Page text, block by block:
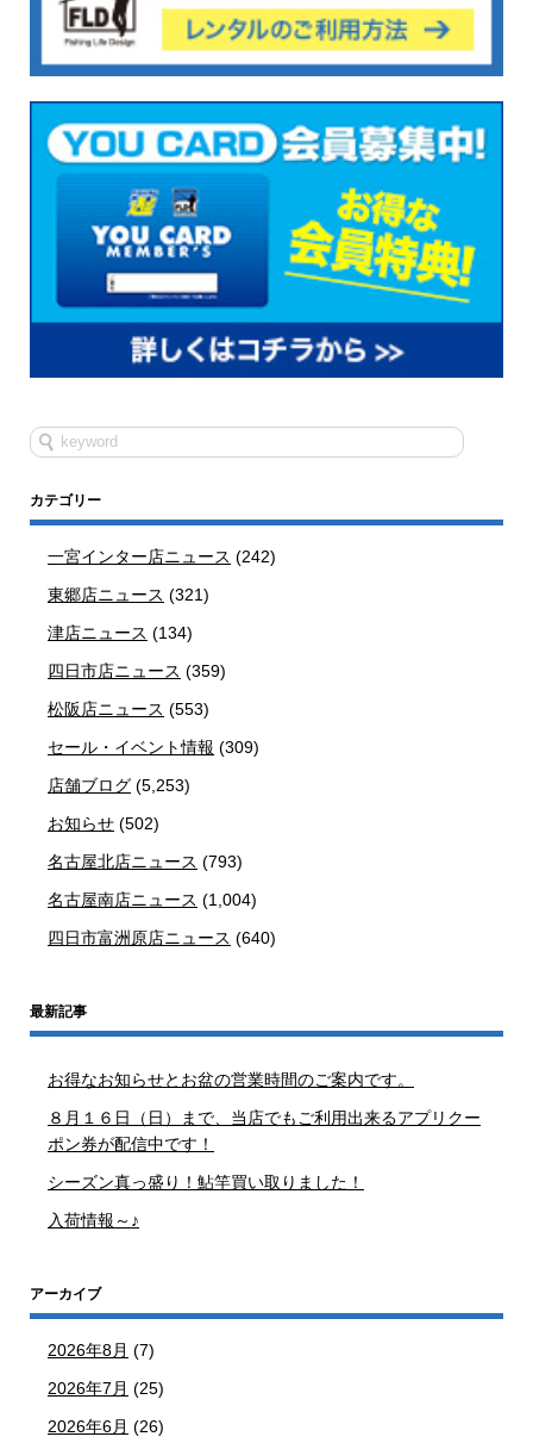
カテゴリー
一宮インター店ニュース (242)
東郷店ニュース (321)
津店ニュース (134)
四日市店ニュース (359)
松阪店ニュース (553)
セール・イベント情報 (309)
店舗ブログ (5,253)
お知らせ (502)
名古屋北店ニュース (793)
名古屋南店ニュース (1,004)
四日市富洲原店ニュース (640)
最新記事
お得なお知らせとお盆の営業時間のご案内です。
８月１６日（日）まで、当店でもご利用出来るアプリクー
ポン券が配信中です！
シーズン真っ盛り！鮎竿買い取りました！
入荷情報～♪
アーカイブ
2026年8月 (7)
2026年7月 (25)
2026年6月 (26)